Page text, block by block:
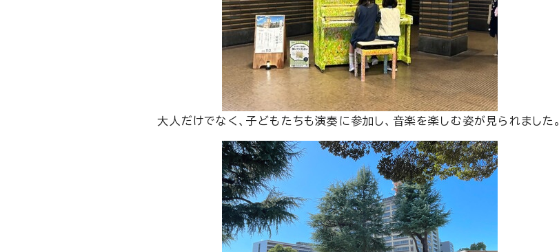
大人だけでなく、子どもたちも演奏に参加し、音楽を楽しむ姿が見られました。